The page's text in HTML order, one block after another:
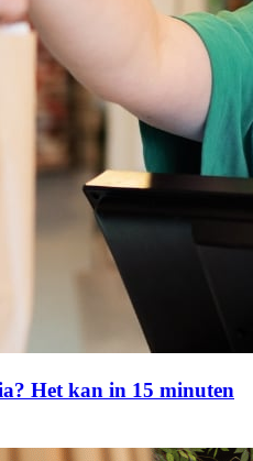
Het kan in 15 minuten